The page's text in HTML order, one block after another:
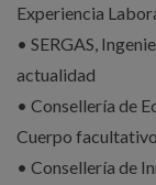
Experiencia
• SERGAS,
actualidad
• Consellería de
Cuerpo
• Consellería de